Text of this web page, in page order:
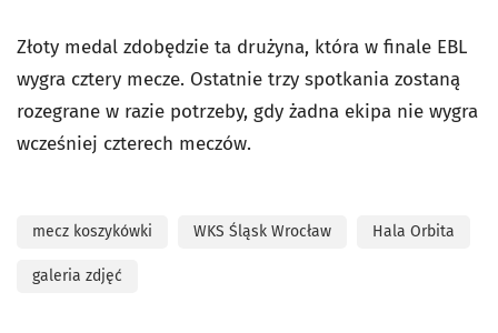
Złoty medal zdobędzie ta drużyna, która w finale EBL
wygra cztery mecze. Ostatnie trzy spotkania zostaną
rozegrane w razie potrzeby, gdy żadna ekipa nie wygra
wcześniej czterech meczów.
mecz koszykówki WKS Śląsk Wrocław Hala Orbita
galeria zdjęć